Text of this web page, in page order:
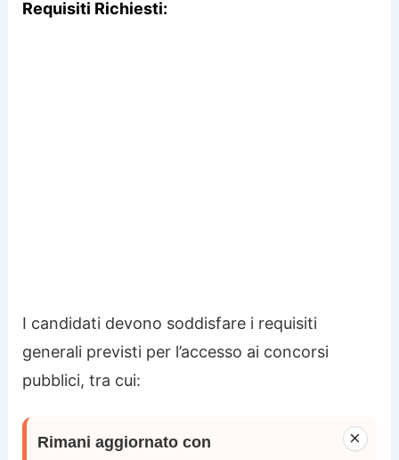
Requisiti Richiesti:
I candidati devono soddisfare i requisiti
generali previsti per l’accesso ai concorsi
pubblici, tra cui:
×
Rimani aggiornato con